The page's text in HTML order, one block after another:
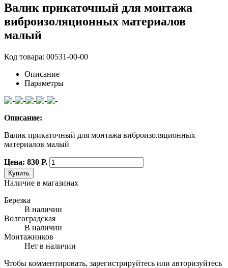
Валик прикаточный для монтажа
виброизоляционных материалов
малый
Код товара: 00531-00-00
Описание
Параметры
Описание:
Валик прикаточный для монтажа виброизоляционных
материалов малый
Цена: 830 Р.
Купить
Наличие в магазинах
Березка
В наличии
Волгоградская
В наличии
Монтажников
Нет в наличии
Чтобы комментировать, зарегистрируйтесь или авторизуйтесь